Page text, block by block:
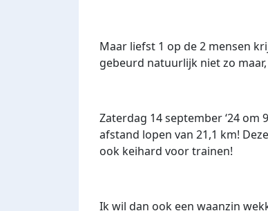
Maar liefst 1 op de 2 mensen
gebeurd natuurlijk niet zo
Zaterdag 14 september ‘24
afstand lopen van 21,1 km!
ook keihard voor trainen!
Ik wil dan ook een waanzin